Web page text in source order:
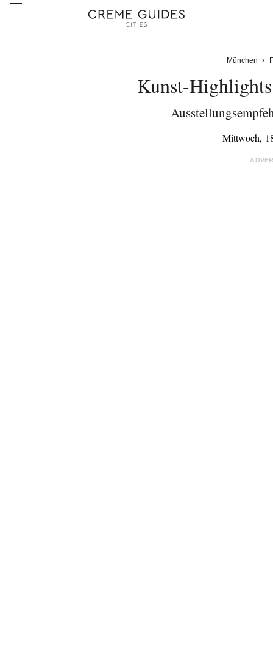
München
Kunst-
Mittwoch,